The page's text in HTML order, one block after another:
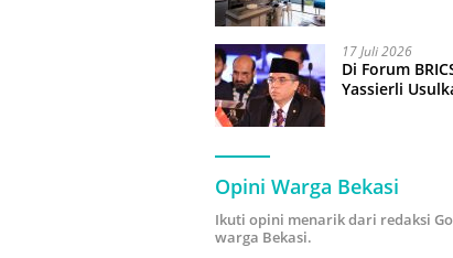
17 Juli 2026
Di Forum
Yassierli
Opini Warga Bekasi
Ikuti opini menarik dari redaksi
warga Bekasi.